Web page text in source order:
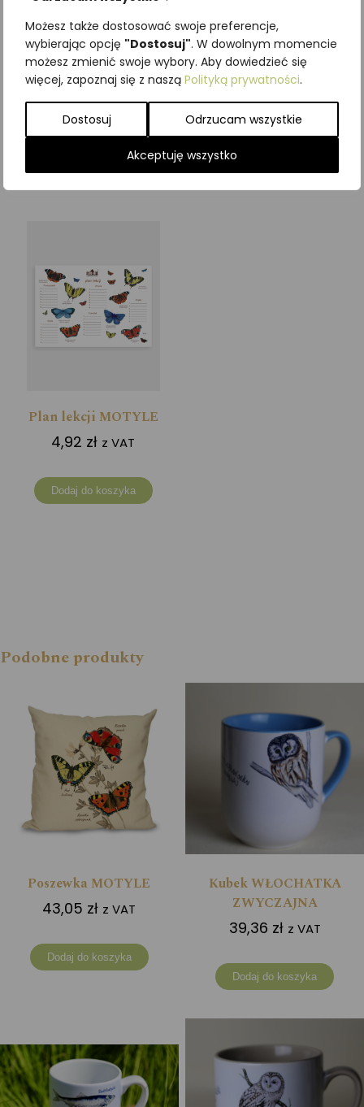
Możesz także dostosować swoje preferencje,
wybierając opcję "Dostosuj". W dowolnym momencie
możesz zmienić swoje wybory. Aby dowiedzieć się
więcej, zapoznaj się z naszą Polityką prywatności.
Dostosuj Odrzucam wszystkie
Akceptuję wszystko
Zakładka edukacyjna
WIEWIÓRKA
3,69zł z VAT
Dodaj do koszyka
Plan lekcji PTAKI
4,92zł z VAT
Dodaj do koszyka
Plan lekcji MOTYLE
4,92 zł z VAT
Dodaj do koszyka
Podobne produkty
Poszewka MOTYLE
43,05 zł z VAT
Dodaj do koszyka
Kubek WŁOCHATKA
ZWYCZAJNA
39,36 zł z VAT
Dodaj do koszyka